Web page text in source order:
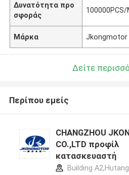
Δυνατότητα προ
σφοράς
Μάρκα Jkongmotor
Δείτε
Περίπου εμείς
CHANGZHOU
CO.,LTD προφίλ
κατασκευαστή
Building